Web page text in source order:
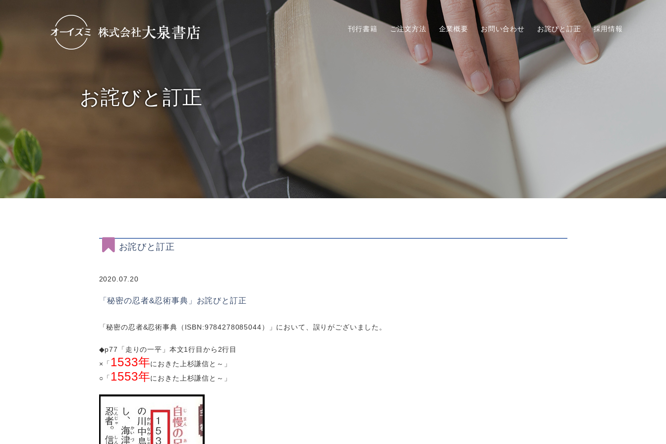
刊行書籍 ご注文方法 企業概要 お問い合わせ お詫びと訂正 採用情報
お詫びと訂正
お詫びと訂正
2020.07.20
「秘密の忍者&忍術事典」お詫びと訂正
「秘密の忍者&忍術事典（ISBN:9784278085044）」において、誤りがございました。
◆p77「走りの一平」本文1行目から2行目
×「 1533年におきた上杉謙信と～」
○「 1553年におきた上杉謙信と～」